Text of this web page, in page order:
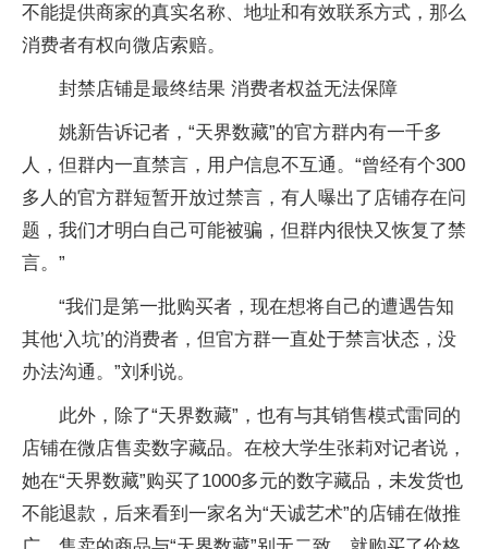
不能提供商家的真实名称、地址和有效联系方式，那么
消费者有权向微店索赔。
封禁店铺是最终结果 消费者权益无法保障
姚新告诉记者，“天界数藏”的官方群内有一千多
人，但群内一直禁言，用户信息不互通。“曾经有个300
多人的官方群短暂开放过禁言，有人曝出了店铺存在问
题，我们才明白自己可能被骗，但群内很快又恢复了禁
言。”
“我们是第一批购买者，现在想将自己的遭遇告知
其他‘入坑’的消费者，但官方群一直处于禁言状态，没
办法沟通。”刘利说。
此外，除了“天界数藏”，也有与其销售模式雷同的
店铺在微店售卖数字藏品。在校大学生张莉对记者说，
她在“天界数藏”购买了1000多元的数字藏品，未发货也
不能退款，后来看到一家名为“天诚艺术”的店铺在做推